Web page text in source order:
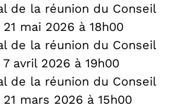
de la réunion du Conseil
mai 2026 à 18h00
de la réunion du Conseil
avril 2026 à 19h00
de la réunion du Conseil
mars 2026 à 15h00